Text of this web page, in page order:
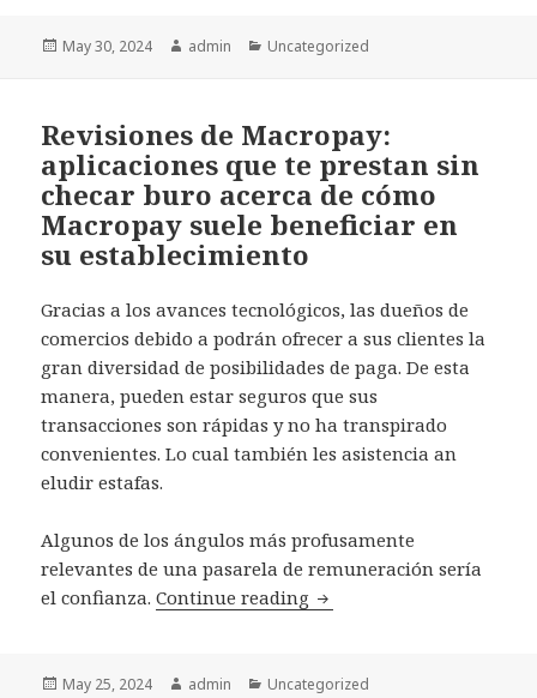
Posted
May 30, 2024 Author
admin Categories
Uncategorized
Revisiones de Macropay:
aplicaciones que te prestan sin
checar buro acerca de cómo
Macropay suele beneficiar en
su establecimiento
Gracias a los avances tecnológicos, las dueños de
comercios debido a podrán ofrecer a sus clientes la
gran diversidad de posibilidades de paga. De esta
manera, pueden estar seguros que sus
transacciones son rápidas y no ha transpirado
convenientes. Lo cual también les asistencia an
eludir estafas.
Algunos de los ángulos más profusamente
relevantes de una pasarela de remuneración serí­a
el confianza.Continue reading Revisiones de
Posted
May 25, 2024 Author
admin Categories
Uncategorized